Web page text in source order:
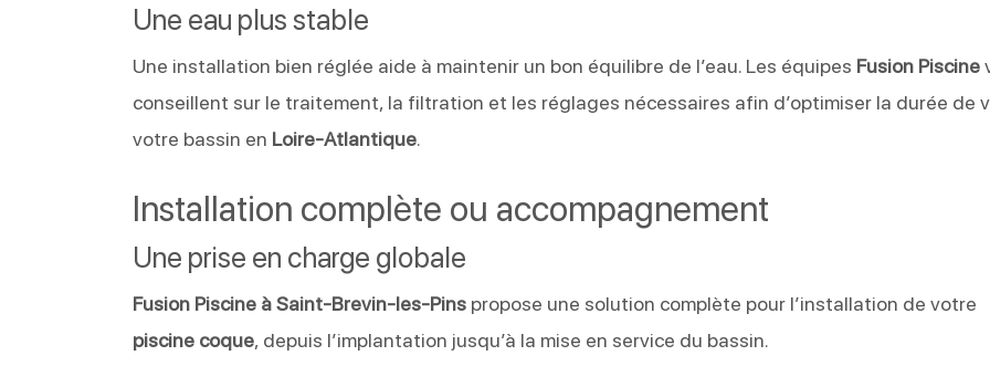
Une eau plus stable
Une installation bien réglée aide à maintenir un bon équilibre de l’eau. Les équipes Fusion Piscine
conseillent sur le traitement, la filtration et les réglages nécessaires afin d’optimiser la durée de
votre bassin en Loire-Atlantique.
Installation complète ou accompagnement
Une prise en charge globale
Fusion Piscine à Saint-Brevin-les-Pins propose une solution complète pour l’installation de votre
piscine coque, depuis l’implantation jusqu’à la mise en service du bassin.